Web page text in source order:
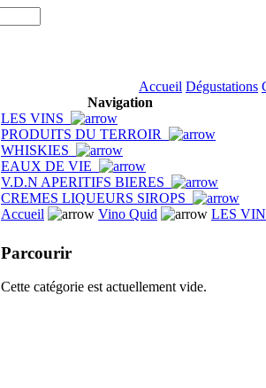
Accueil Dégustations
Navigation
LES VINS
PRODUITS DU TERROIR
WHISKIES
EAUX DE VIE
V.D.N APERITIFS BIERES
CREMES LIQUEURS SIROPS
Accueil
Vino Quid LES
Parcourir
Cette catégorie est actuellement vide.